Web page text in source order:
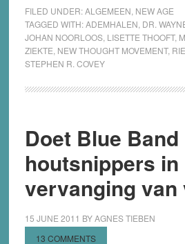
FILED UNDER:ALGEMEEN NEW AGE
TAGGED WITH:ADEMHALEN DR.
JOHAN NOORLOOS, LISETTE THOOFT,
ZIEKTE NEW THOUGHT MOVEMENT,
STEPHEN R. COVEY
Doet Blue Band
houtsnippers
vervanging van
15 JUNE 2011 BYAGNES TIEBEN
13 COMMENTS